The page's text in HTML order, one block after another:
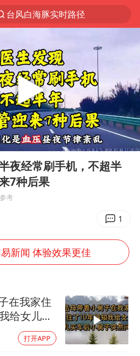
台风白海豚实时路径
中医教你一招提升气血
全球首个长时储能一体化产业园量产
四川宜宾市高县4.9级地震致1人死亡
胜宏科技：股票交易异常波动
U17国足点球大战淘汰河床晋级决赛
百花奖开幕式
胡彦斌获《歌手2026》歌王
名创优品回应女子吐槽内裤质量差
38岁演员求职万岁山NPC成功
国防部：中国军队坚决反制任何闹海挑衅图谋
我国外贸延续良好增长态势
夯实基础开新局
07:08
夜经常刷手机，不超半
7种后果
考
1
新闻 体验效果更佳
在我家住
给女儿买
打开APP